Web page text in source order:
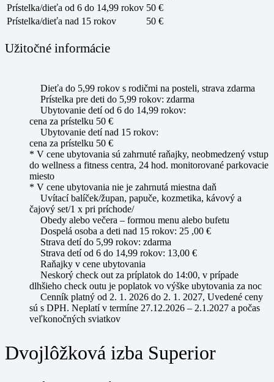
Prístelka/dieťa od 6 do 14,99 rokov 50 €
Prístelka/dieťa nad 15 rokov
50 €
Užitočné informácie
Dieťa do 5,99 rokov s rodičmi na posteli, strava zdarma
Prístelka pre deti do 5,99 rokov: zdarma
Ubytovanie detí od 6 do 14,99 rokov:
cena za prístelku 50 €
Ubytovanie detí nad 15 rokov:
cena za prístelku 50 €
* V cene ubytovania sú zahrnuté raňajky, neobmedzený vstup
do wellness a fitness centra, 24 hod. monitorované parkovacie
miesto
* V cene ubytovania nie je zahrnutá miestna daň
Uvítací balíček/župan, papuče, kozmetika, kávový a
čajový set/1 x pri príchode/
Obedy alebo večera – formou menu alebo bufetu
Dospelá osoba a deti nad 15 rokov: 25 ,00 €
Strava detí do 5,99 rokov: zdarma
Strava detí od 6 do 14,99 rokov: 13,00 €
Raňajky v cene ubytovania
Neskorý check out za príplatok do 14:00, v prípade
dlhšieho check outu je poplatok vo výške ubytovania za noc
Cenník platný od 2. 1. 2026 do 2. 1. 2027, Uvedené ceny
sú s DPH. Neplatí v termíne 27.12.2026 – 2.1.2027 a počas
veľkonočných sviatkov
Dvojlôžková izba Superior